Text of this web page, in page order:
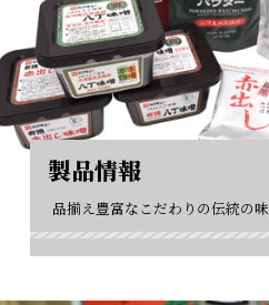
製品情報
品揃え豊富なこだわりの伝統の味